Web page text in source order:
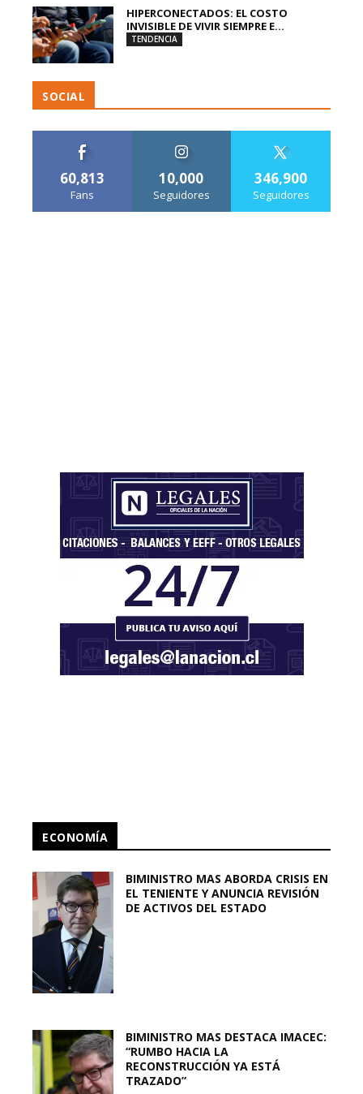
HIPERCONECTADOS: EL COSTO
INVISIBLE DE VIVIR SIEMPRE E...
TENDENCIA
SOCIAL
60,813
Fans
10,000
Seguidores
346,900
Seguidores
ECONOMÍA
BIMINISTRO MAS ABORDA CRISIS EN
EL TENIENTE Y ANUNCIA REVISIÓN
DE ACTIVOS DEL ESTADO
BIMINISTRO MAS DESTACA IMACEC:
“RUMBO HACIA LA
RECONSTRUCCIÓN YA ESTÁ
TRAZADO”